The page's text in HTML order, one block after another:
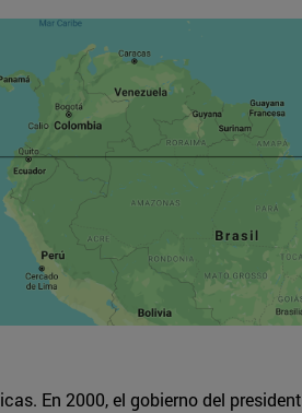
En 2000, el gobierno del